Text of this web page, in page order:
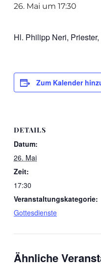
26. Mai um 17:30
Hl. Philipp Neri,
Zum Kalender
DETAILS
Datum:
26. Mai
Zeit:
17:30
Veranstaltungskategorie:
Gottesdienste
Ähnliche